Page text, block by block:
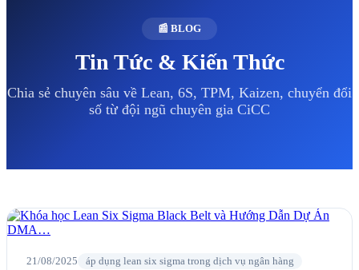
📰 BLOG
Tin Tức & Kiến Thức
Chia sẻ chuyên sâu về Lean, 6S, TPM, Kaizen, chuyển đổi
số từ đội ngũ chuyên gia CiCC
21/08/2025 áp dụng lean six sigma trong dịch vụ ngân hàng